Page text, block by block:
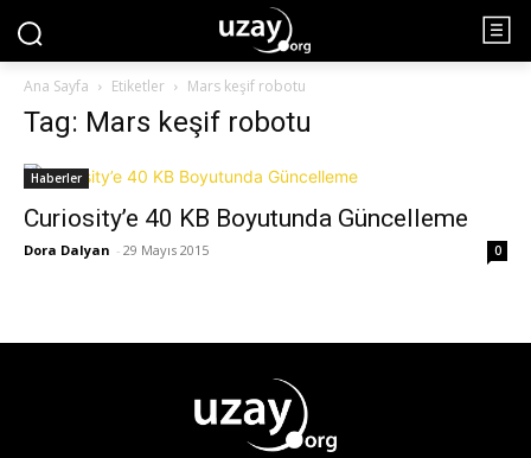
Ana Sayfa Etiketler Mars keşif robotu
Tag: Mars keşif robotu
Haberler
Curiosity’e 40 KB Boyutunda Güncelleme
Dora Dalyan - 29 Mayıs 2015 0